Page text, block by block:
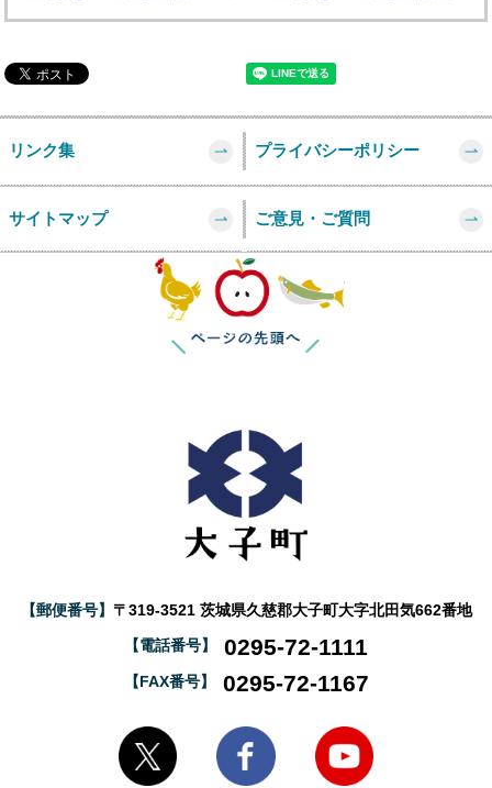
リンク集 プライバシーポリシー
サイトマップ ご意見・ご質問
【郵便番号】 〒319-3521 茨城県久慈郡大子町大字北田気662番地
【電話番号】 0295-72-1111
【FAX番号】 0295-72-1167
大子町Twitter 大子町Facebook